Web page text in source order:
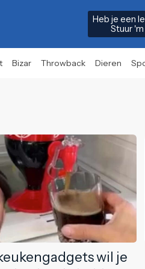
Heb je een
Stuur 'm
Bizar Throwback Dieren
wil je